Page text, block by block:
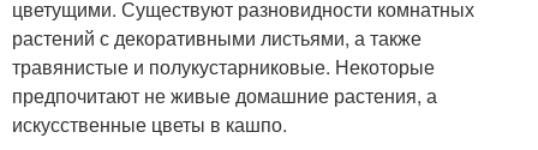
цветущими. Существуют разновидности комнатных
растений с декоративными листьями, а также
травянистые и полукустарниковые. Некоторые
предпочитают не живые домашние растения, а
искусственные цветы в кашпо.